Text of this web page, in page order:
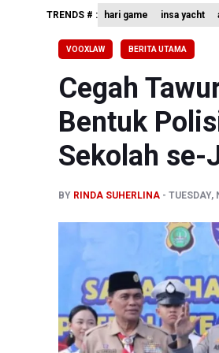
BPIP:
BNPB
TRENDS # : hari game insa yacht
VOOXLAW BERITA UTAMA
Cegah
Bentuk
Sekolah se-
BY RINDA SUHERLINA TUESDAY,